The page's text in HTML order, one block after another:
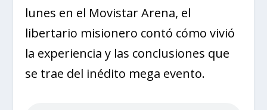
lunes en el Movistar Arena, el
libertario misionero contó cómo vivió
la experiencia y las conclusiones que
se trae del inédito mega evento.